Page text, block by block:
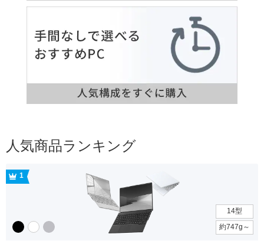
人気商品ランキング
1
14型
約747g～